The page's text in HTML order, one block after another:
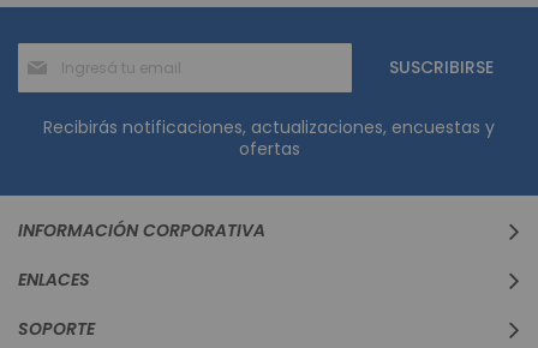
Suscríbase
al
boletín
informativo:
SUSCRIBIRSE
Recibirás notificaciones, actualizaciones, encuestas y
ofertas
INFORMACIÓN CORPORATIVA
ENLACES
SOPORTE